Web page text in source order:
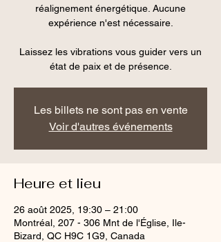
réalignement énergétique. Aucune
expérience n'est nécessaire.
Laissez les vibrations vous guider vers un
état de paix et de présence.
Les billets ne sont pas en vente
Voir d'autres événements
Heure et lieu
26 août 2025, 19:30 – 21:00
Montréal, 207 - 306 Mnt de l'Église, Ile-
Bizard, QC H9C 1G9, Canada